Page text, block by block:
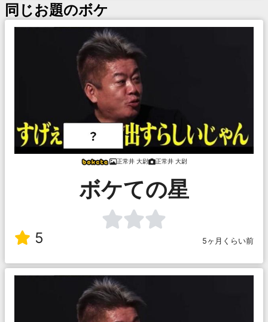
同じお題のボケ
正常井 大尉 正常井 大尉
ボケての星
5 5ヶ月くらい前